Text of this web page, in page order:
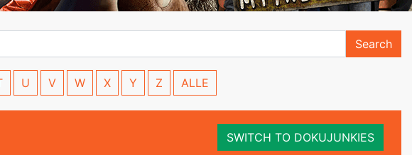
Search
U V W X Y Z ALLE
SWITCH TO DOKUJUNKIES